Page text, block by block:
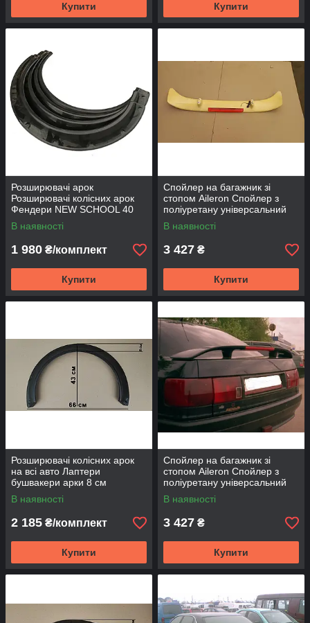
Купити Купити
Розширювачі арок
Розширювачі колісних арок
Фендери NEW SCHOOL 40
мм
В наявності
1 980 ₴/комплект
Купити
Спойлер на багажник зі
стопом Aileron Спойлер з
поліуретану універсальний
Спойлер кришки багажника
авто
В наявності
3 427 ₴
Купити
Розширювачі колісних арок
на всі авто Лаптери
бушвакери арки 8 см
(глянцеві та матові)
В наявності
2 185 ₴/комплект
Купити
Спойлер на багажник зі
стопом Aileron Спойлер з
поліуретану універсальний
Спойлер кришки багажника
авто
В наявності
3 427 ₴
Купити